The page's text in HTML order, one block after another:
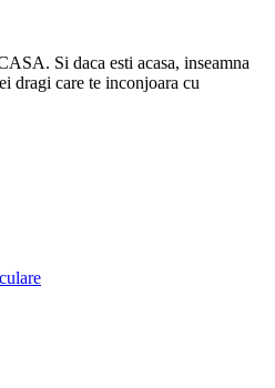
Si daca esti acasa, inseamna
dragi care te inconjoara cu